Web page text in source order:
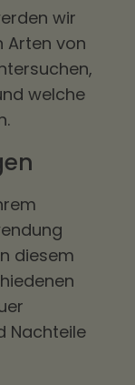
wir
Arten von
welche
diesem
Nachteile